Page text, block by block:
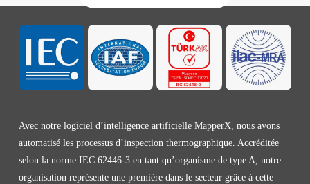
Avec notre logiciel d’intelligence artificielle MapperX, nous avons
automatisé les processus d’inspection thermographique. Accréditée
selon la norme IEC 62446-3 en tant qu’organisme de type A, notre
organisation représente une première dans le secteur grâce à cette